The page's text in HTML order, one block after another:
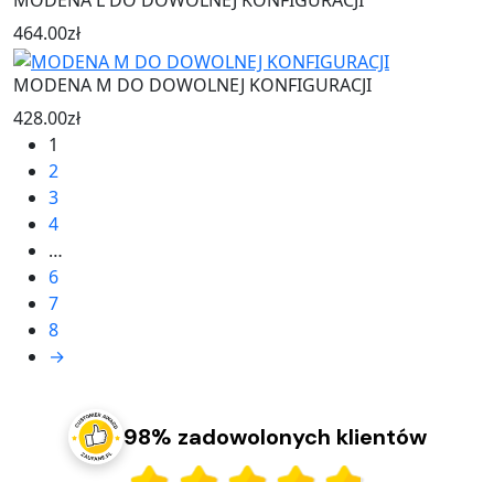
464.00zł
MODENA M DO DOWOLNEJ KONFIGURACJI
428.00zł
1
2
3
4
…
6
7
8
→
98% zadowolonych klientów